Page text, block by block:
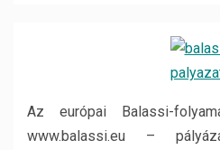
Az európai Balassi-
www.balassi.eu –